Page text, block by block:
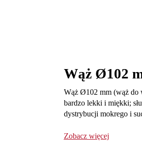
Wąż Ø102
Wąż Ø102 mm (wąż do
bardzo lekki i miękki;
dystrybucji mokrego i
Zobacz więcej